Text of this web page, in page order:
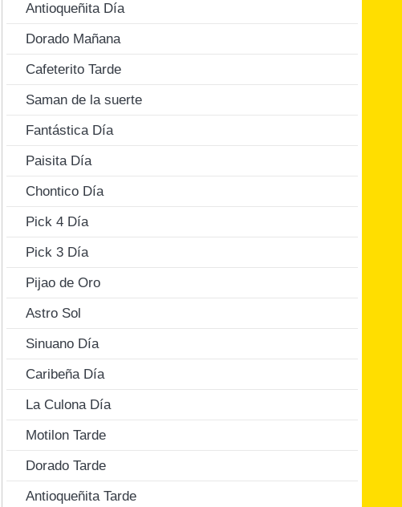
Antioqueñita Día
Dorado Mañana
Cafeterito Tarde
Saman de la suerte
Fantástica Día
Paisita Día
Chontico Día
Pick 4 Día
Pick 3 Día
Pijao de Oro
Astro Sol
Sinuano Día
Caribeña Día
La Culona Día
Motilon Tarde
Dorado Tarde
Antioqueñita Tarde